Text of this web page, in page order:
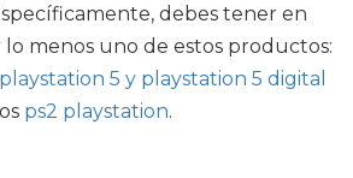
debes tener en
menos uno de estos productos:
5 y playstation 5 digital
ps2 playstation.